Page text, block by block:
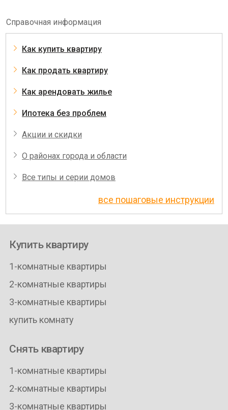
Справочная информация
Как купить квартиру
Как продать квартиру
Как арендовать жилье
Ипотека без проблем
Акции и скидки
О районах города и области
Все типы и серии домов
все пошаговые инструкции
Купить квартиру
1-комнатные квартиры
2-комнатные квартиры
3-комнатные квартиры
купить комнату
Снять квартиру
1-комнатные квартиры
2-комнатные квартиры
3-комнатные квартиры